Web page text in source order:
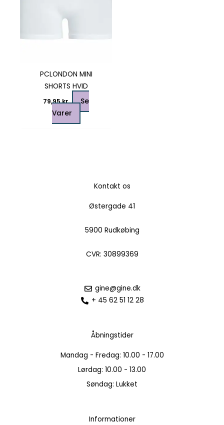
PCLONDON MINI
SHORTS HVID
79,95kr.
Se
Varer
varesiden
Kontakt os
Østergade 41
5900 Rudkøbing
CVR: 30899369
gine@gine.dk
+ 45 62 51 12 28
Åbningstider
Mandag - Fredag: 10.00 - 17.00
Lørdag: 10.00 - 13.00
Søndag: Lukket
Informationer